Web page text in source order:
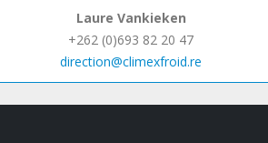
Laure Vankieken
+262 (0)693 82 20 47
direction@climexfroid.re